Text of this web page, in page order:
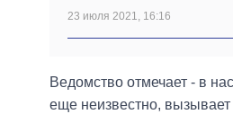
23 июля 2021, 16:16
Ведомство отмечает - в
еще неизвестно,